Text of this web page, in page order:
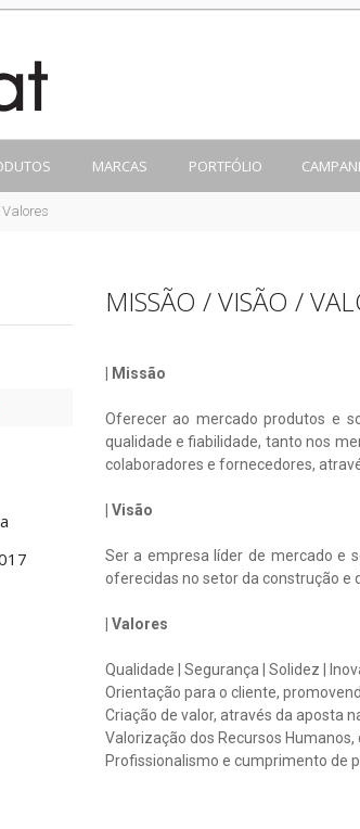
MARCAS PORTFÓLIO
MISSÃO / VISÃO /
| Missão
Oferecer ao mercado produtos e
qualidade e fiabilidade, tanto nos
colaboradores e fornecedores,
| Visão
Ser a empresa líder de mercado e
oferecidas no setor da construção e
| Valores
Qualidade | Segurança | Solidez |
Orientação para o cliente,
Criação de valor, através da aposta
Valorização dos Recursos
Profissionalismo e cumprimento de